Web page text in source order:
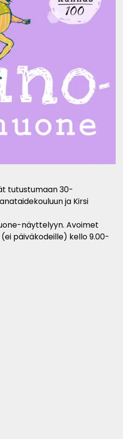
tutustumaan 30-
ja Kirsi
näyttelyyn. Avoimet
päiväkodeille) kello 9.00-